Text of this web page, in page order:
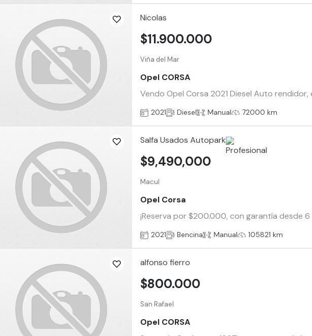
Nicolas
Viña del Mar
Opel CORSA
Vendo Opel Corsa 2021 Diesel Auto
$11.900.000
2021 Diesel Manual 72000 km
Salfa Usados Autopark
Macul
Opel Corsa
¡Reserva por $200.000, con garantía desde
$9,490,000
2021 Bencina Manual 105821 km
alfonso fierro
San Rafael
Opel CORSA
$800.000